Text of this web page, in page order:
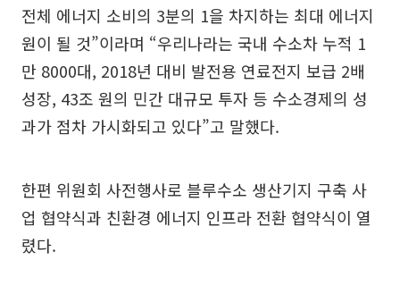
전체 에너지 소비의 3분의 1을 차지하는 최대 에너지
원이 될 것”이라며 “우리나라는 국내 수소차 누적 1
만 8000대, 2018년 대비 발전용 연료전지 보급 2배
성장, 43조 원의 민간 대규모 투자 등 수소경제의 성
과가 점차 가시화되고 있다”고 말했다.
한편 위원회 사전행사로 블루수소 생산기지 구축 사
업 협약식과 친환경 에너지 인프라 전환 협약식이 열
렸다.